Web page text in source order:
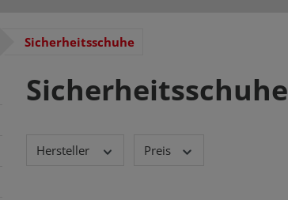
Sicherheitsschuhe
Sicherheitsschuhe
Hersteller Preis